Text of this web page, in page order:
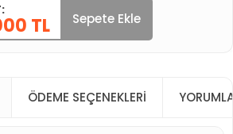
TL Sepete Ekle
ÖDEME SEÇENEKLERI